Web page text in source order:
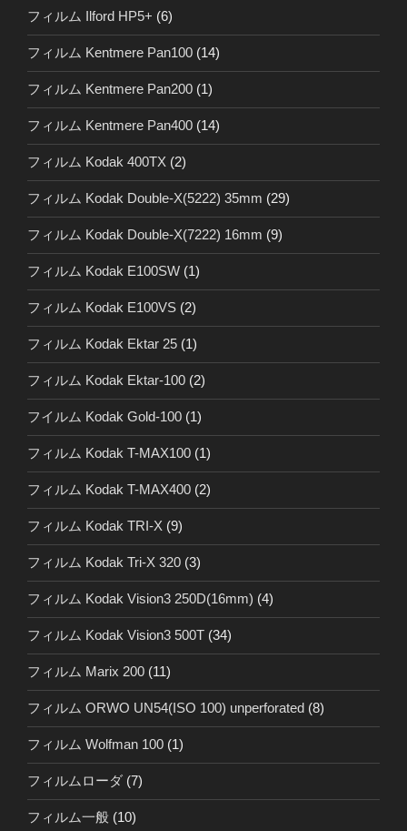
フィルム Ilford HP5+ (6)
フィルム Kentmere Pan100 (14)
フィルム Kentmere Pan200 (1)
フィルム Kentmere Pan400 (14)
フィルム Kodak 400TX (2)
フィルム Kodak Double-X(5222) 35mm (29)
フィルム Kodak Double-X(7222) 16mm (9)
フィルム Kodak E100SW (1)
フィルム Kodak E100VS (2)
フィルム Kodak Ektar 25 (1)
フィルム Kodak Ektar-100 (2)
フイルム Kodak Gold-100 (1)
フィルム Kodak T-MAX100 (1)
フィルム Kodak T-MAX400 (2)
フィルム Kodak TRI-X (9)
フィルム Kodak Tri-X 320 (3)
フィルム Kodak Vision3 250D(16mm) (4)
フィルム Kodak Vision3 500T (34)
フィルム Marix 200 (11)
フィルム ORWO UN54(ISO 100) unperforated (8)
フィルム Wolfman 100 (1)
フィルムローダ (7)
フィルム一般 (10)